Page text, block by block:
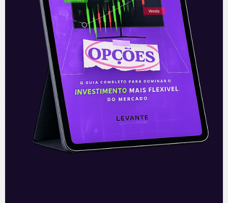
E EU COM ISSO
Tesla pode voltar a aceitar